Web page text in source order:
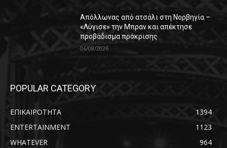
Απόλλωνας από ατσάλι στη Νορβηγία –
«Λύγισε» την Μπραν και απέκτησε
προβάδισμα πρόκρισης
06/08/2026
POPULAR CATEGORY
ΕΠΙΚΑΙΡΟΤΗΤΑ
1394
ENTERTAINMENT
1123
WHATEVER
964